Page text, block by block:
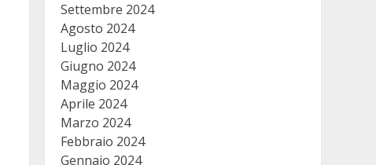
Settembre 2024
Agosto 2024
Luglio 2024
Giugno 2024
Maggio 2024
Aprile 2024
Marzo 2024
Febbraio 2024
Gennaio 2024